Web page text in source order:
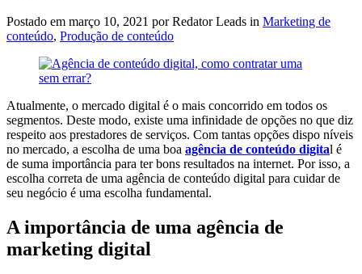
Postado em março 10, 2021 por Redator Leads in Marketing de
conteúdo, Produção de conteúdo
Atualmente, o mercado digital é o mais concorrido em todos os
segmentos. Deste modo, existe uma infinidade de opções no que diz
respeito aos prestadores de serviços. Com tantas opções dispo níveis
no mercado, a escolha de uma boa agência de conteúdo digital é
de suma importância para ter bons resultados na internet. Por isso, a
escolha correta de uma agência de conteúdo digital para cuidar de
seu negócio é uma escolha fundamental.
A importância de uma agência de
marketing digital